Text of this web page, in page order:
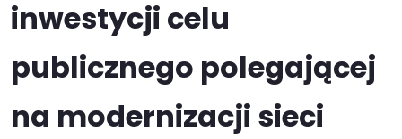
inwestycji celu
publicznego polegającej
na modernizacji sieci